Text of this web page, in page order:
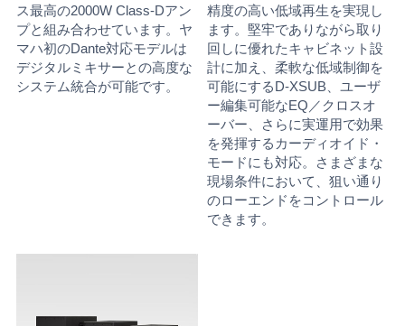
ス最高の2000W Class-Dアン
プと組み合わせています。ヤ
マハ初のDante対応モデルは
デジタルミキサーとの高度な
システム統合が可能です。
精度の高い低域再生を実現し
ます。堅牢でありながら取り
回しに優れたキャビネット設
計に加え、柔軟な低域制御を
可能にするD-XSUB、ユーザ
ー編集可能なEQ／クロスオ
ーバー、さらに実運用で効果
を発揮するカーディオイド・
モードにも対応。さまざまな
現場条件において、狙い通り
のローエンドをコントロール
できます。